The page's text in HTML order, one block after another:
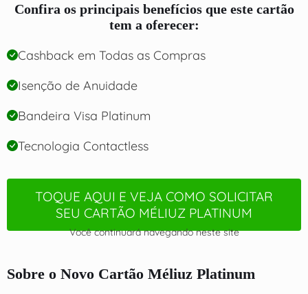
Confira os principais benefícios que este cartão
tem a oferecer:
Cashback em Todas as Compras
Isenção de Anuidade
Bandeira Visa Platinum
Tecnologia Contactless
TOQUE AQUI E VEJA COMO SOLICITAR
SEU CARTÃO MÉLIUZ PLATINUM
Você continuará navegando neste site
Sobre o Novo Cartão Méliuz Platinum